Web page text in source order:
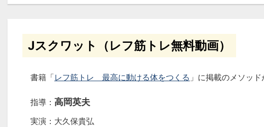
Jスクワット（レフ筋トレ無料動画）
書籍「レフ筋トレ 最高に動ける体をつくる 」に掲載のメソッ
指導： 高岡英夫
実演：大久保貴弘